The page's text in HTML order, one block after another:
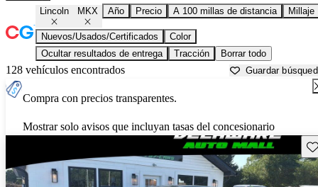
Lincoln MKX Año Precio A 100 millas de distancia Millaje
Nuevos/Usados/Certificados
Color
Ocultar resultados de entrega
Tracción Borrar todo
128 vehículos encontrados Guardar
Compra con precios transparentes.
Mostrar solo avisos que incluyan tasas del concesionario